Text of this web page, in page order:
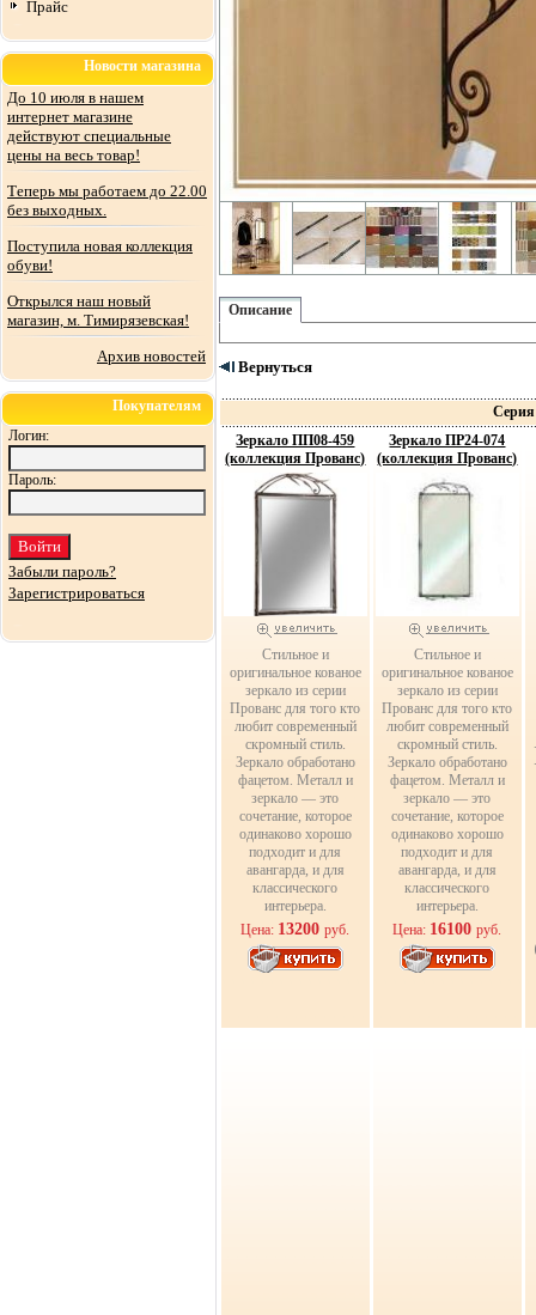
Прайс
Новости магазина
До 10 июля в нашем
интернет магазине
действуют специальные
цены на весь товар!
Теперь мы работаем до 22.00
без выходных.
Поступила новая коллекция
обуви!
Открылся наш новый
магазин, м. Тимирязевская!
Архив новостей
Покупателям
Логин:
Пароль:
Забыли пароль?
Зарегистрироваться
Описание
Вернуться
Зеркало ПП08-459
(коллекция Прованс)
Стильное и
оригинальное кованое
зеркало из серии
Прованс для того кто
любит современный
скромный стиль.
Зеркало обработано
фацетом. Металл и
зеркало — это
сочетание, которое
одинаково хорошо
подходит и для
авангарда, и для
классического
интерьера.
Цена: 13200руб.
Зеркало ПР24-074
(коллекция Прованс)
Стильное и
оригинальное кованое
зеркало из серии
Прованс для того кто
любит современный
скромный стиль.
Зеркало обработано
фацетом. Металл и
зеркало — это
сочетание, которое
одинаково хорошо
подходит и для
авангарда, и для
классического
интерьера.
Цена: 16100руб.